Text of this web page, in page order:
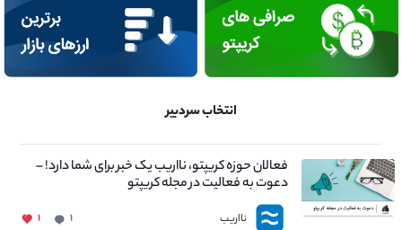
انتخاب سردبیر
فعالان حوزه کریپتو، نااریب یک خبر برای شما دارد! –
دعوت به فعالیت در مجله کریپتو
نااریب ۱ ۱